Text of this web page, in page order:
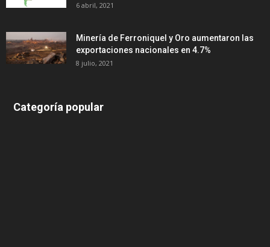
6 abril, 2021
Minería de Ferroniquel y Oro aumentaron las
exportaciones nacionales en 4.7%
8 julio, 2021
Categoría popular